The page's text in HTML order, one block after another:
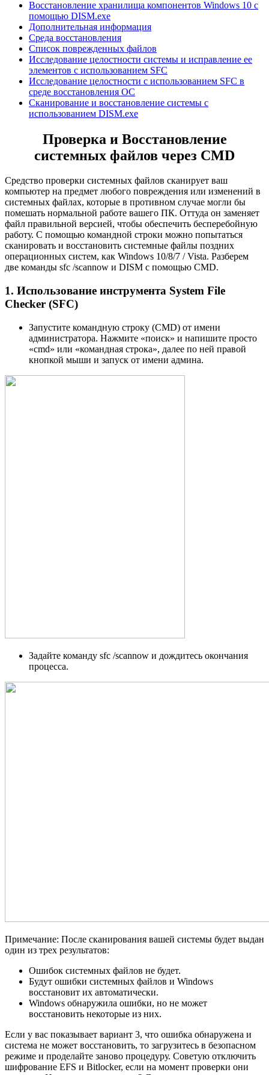
Восстановление хранилища компонентов Windows 10 с
помощью DISM.exe
Дополнительная информация
Среда восстановления
Список поврежденных файлов
Исследование целостности системы и исправление ее
элементов с использованием SFC
Исследование целостности с использованием SFC в
среде восстановления ОС
Сканирование и восстановление системы с
использованием DISM.exe
Проверка и Восстановление
системных файлов через CMD
Средство проверки системных файлов сканирует ваш
компьютер на предмет любого повреждения или изменений в
системных файлах, которые в противном случае могли бы
помешать нормальной работе вашего ПК. Оттуда он заменяет
файл правильной версией, чтобы обеспечить бесперебойную
работу. С помощью командной строки можно попытаться
сканировать и восстановить системные файлы поздних
операционных систем, как Windows 10/8/7 / Vista. Разберем
две команды sfc /scannow и DISM с помощью CMD.
1. Использование инструмента System File
Checker (SFC)
Запустите командную строку (CMD) от имени
администратора. Нажмите «поиск» и напишите просто
«cmd» или «командная строка», далее по ней правой
кнопкой мыши и запуск от имени админа.
Задайте команду sfc /scannow и дождитесь окончания
процесса.
Примечание: После сканирования вашей системы будет выдан
один из трех результатов:
Ошибок системных файлов не будет.
Будут ошибки системных файлов и Windows
восстановит их автоматически.
Windows обнаружила ошибки, но не может
восстановить некоторые из них.
Если у вас показывает вариант 3, что ошибка обнаружена и
система не может восстановить, то загрузитесь в безопасном
режиме и проделайте заново процедуру. Советую отключить
шифрование EFS и Bitlocker, если на момент проверки они